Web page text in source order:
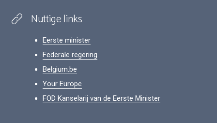
Nuttige links
Eerste minister
Federale regering
Belgium.be
Your Europe
FOD Kanselarij van de Eerste Minister